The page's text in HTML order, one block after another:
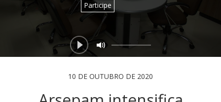
Participe
10 DE OUTUBRO DE 2020